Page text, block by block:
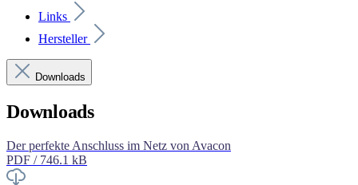
Links
Hersteller
Downloads
Downloads
Der perfekte Anschluss im Netz von Avacon
PDF / 746.1 kB